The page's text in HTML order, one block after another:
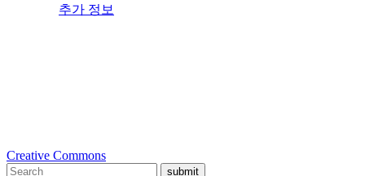
추가 정보
Creative Commons
submit